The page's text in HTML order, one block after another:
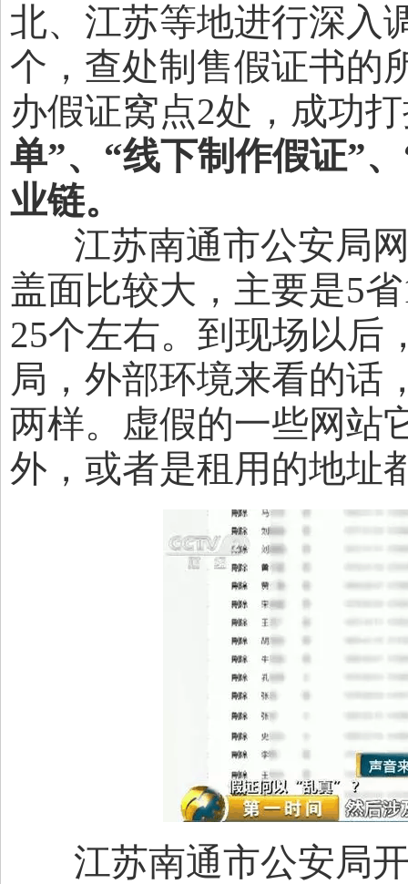
北、江苏等地进行深入
个，查处制售假证书的
办假证窝点2处，成功
单”、“线下制作假证”
业链。
江苏南通市公安局网
盖面比较大，主要是5
25个左右。到现场以后
局，外部环境来看的话
两样。虚假的一些网站
外，或者是租用的地址
江苏南通市公安局开